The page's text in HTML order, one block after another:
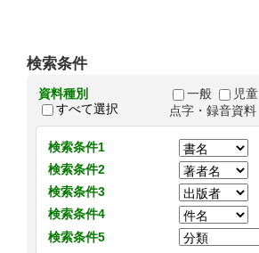
検索条件
資料種別
すべて選択
一般 児童
点字・録音資料
検索条件1
検索条件2
検索条件3
検索条件4
検索条件5